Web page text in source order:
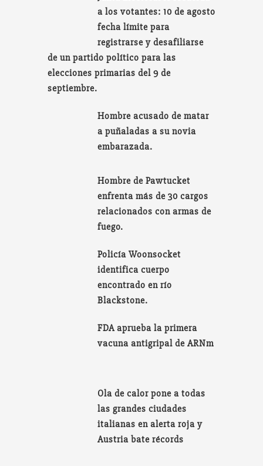
a los votantes: 10 de agosto
fecha límite para
registrarse y desafiliarse
de un partido político para las
elecciones primarias del 9 de
septiembre.
Hombre acusado de matar
a puñaladas a su novia
embarazada.
Hombre de Pawtucket
enfrenta más de 30 cargos
relacionados con armas de
fuego.
Policía Woonsocket
identifica cuerpo
encontrado en río
Blackstone.
FDA aprueba la primera
vacuna antigripal de ARNm
Ola de calor pone a todas
las grandes ciudades
italianas en alerta roja y
Austria bate récords